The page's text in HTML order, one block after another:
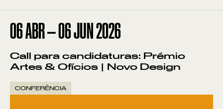
06ABR—06JUN 2026
Call para candidaturas: Prémio
Artes & Ofícios | Novo Design
CONFERÊNCIA